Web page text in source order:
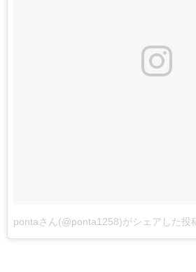
pontaさん(@ponta1258)がシェアした投